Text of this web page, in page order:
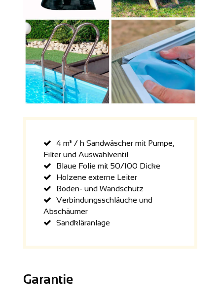
4 m³ / h Sandwäscher mit Pumpe,
Filter und Auswahlventil
Blaue Folie mit 50/100 Dicke
Holzene externe Leiter
Boden- und Wandschutz
Verbindungsschläuche und
Abschäumer
Sandkläranlage
Garantie